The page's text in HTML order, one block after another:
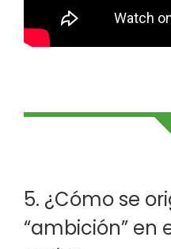
5. ¿Cómo se
“ambición” en